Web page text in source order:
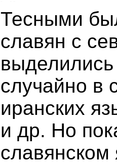
Тесными
славян с
случайно в
иранских
и др. Но